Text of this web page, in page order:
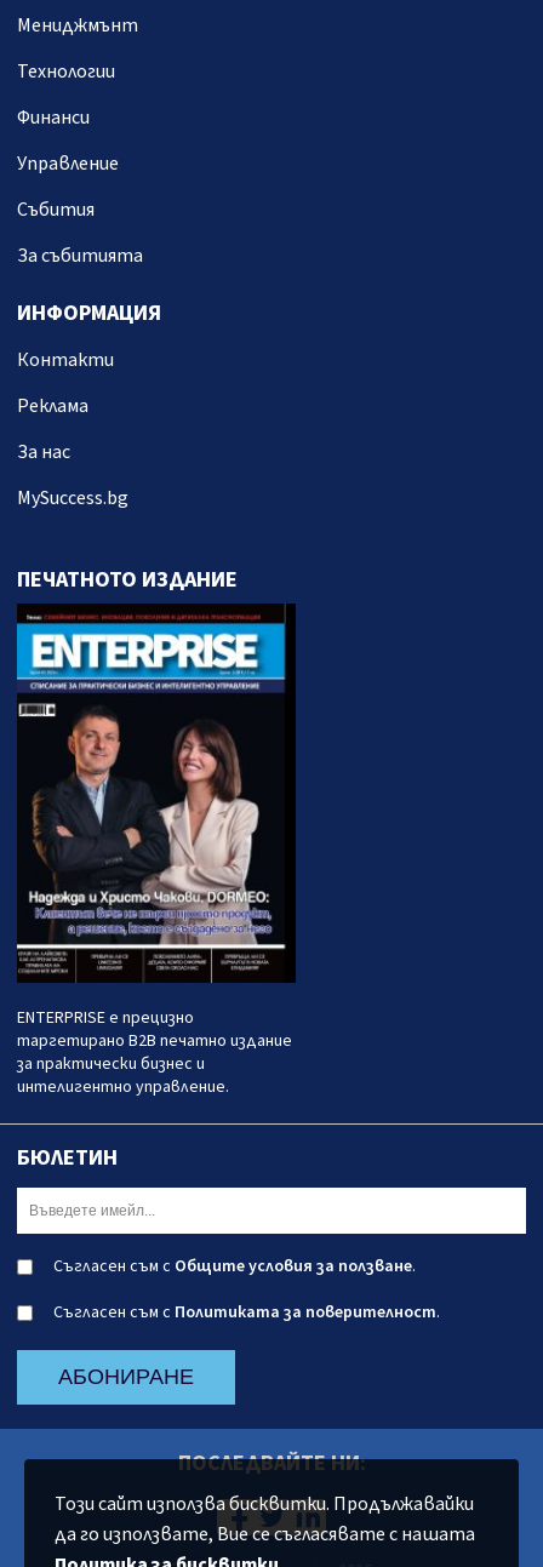
Мениджмънт
Технологии
Финанси
Управление
Събития
За събитията
ИНФОРМАЦИЯ
Контакти
Реклама
За нас
MySuccess.bg
ПЕЧАТНОТО ИЗДАНИЕ
ENTERPRISE е прецизно
таргетирано B2B печатно издание
за практически бизнес и
интелигентно управление.
БЮЛЕТИН
Съгласен съм с Общите условия за ползване.
Съгласен съм с Политиката за поверителност.
АБОНИРАНЕ
ПОСЛЕДВАЙТЕ НИ:
Този сайт използва бисквитки. Продължавайки
да го използвате, Вие се съгласявате с нашата